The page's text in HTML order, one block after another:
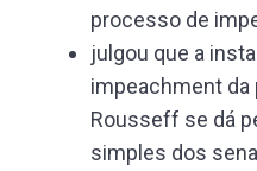
processo de
julgou que a
impeachment da
Rousseff se dá
simples dos